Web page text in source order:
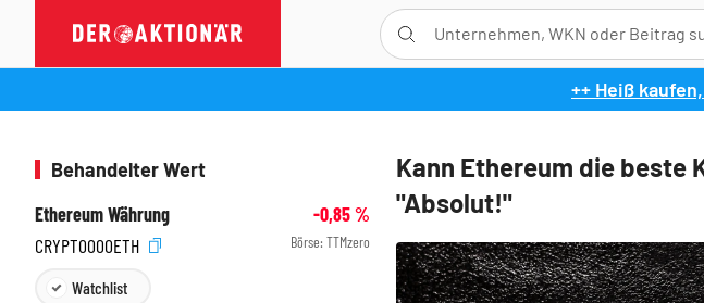
++ Heiß
Kann Ethereum die
"Absolut!"
Behandelter Wert
Ethereum Währung
-0,85%
CRYPT0000ETH
Börse: TTMzero
Watchlist